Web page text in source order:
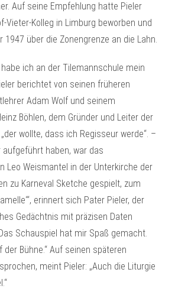
Auf seine Empfehlung hatte Pieler
Vieter-Kolleg in Limburg beworben und
1947 über die Zonengrenze an die Lahn.
habe ich an der Tilemannschule mein
berichtet von seinen früheren
Adam Wolf und seinem
Böhlen, dem Gründer und Leiter der
wollte, dass ich Regisseur werde“. –
aufgeführt haben, war das
Leo Weismantel in der Unterkirche der
zu Karneval Sketche gespielt, zum
erinnert sich Pater Pieler, der
Gedächtnis mit präzisen Daten
Schauspiel hat mir Spaß gemacht.
Bühne.“ Auf seinen späteren
meint Pieler: „Auch die Liturgie